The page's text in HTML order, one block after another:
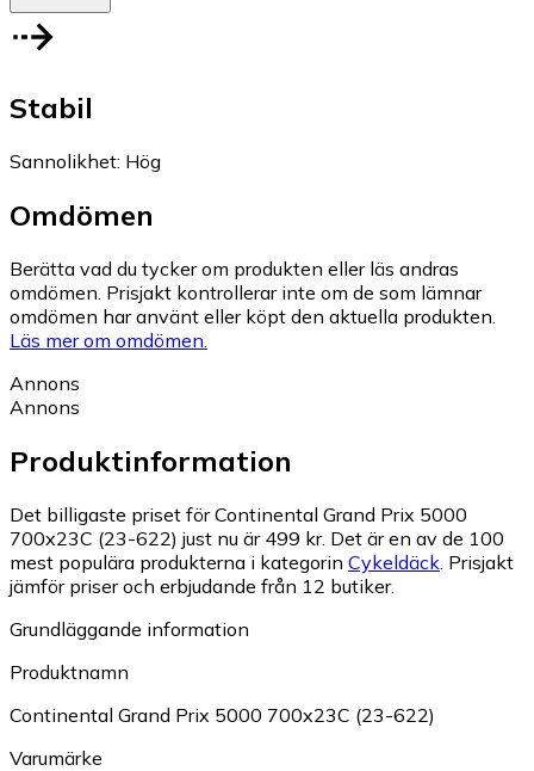
Stabil
Sannolikhet: Hög
Omdömen
Berätta vad du tycker om produkten eller läs andras
omdömen. Prisjakt kontrollerar inte om de som lämnar
omdömen har använt eller köpt den aktuella produkten.
Läs mer om omdömen.
Annons
Annons
Produktinformation
Det billigaste priset för Continental Grand Prix 5000
700x23C (23-622) just nu är 499 kr. Det är en av de 100
mest populära produkterna i kategorin Cykeldäck Prisjakt
jämför priser och erbjudande från 12 butiker.
Grundläggande information
Produktnamn
Continental Grand Prix 5000 700x23C (23-622)
Varumärke